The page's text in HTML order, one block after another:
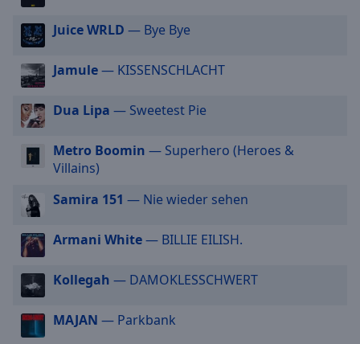
cancel
and
close
window.
Color
Opacity
Text
Background
Color
Opacity
Juice WRLD — Bye Bye
Jamule— KISSENSCHLACHT
Dua Lipa — Sweetest Pie
Metro Boomin — Superhero (Heroes &
Villains)
Samira 151 — Nie wieder sehen
Armani White— BILLIE EILISH.
Kollegah — DAMOKLESSCHWERT
MAJAN — Parkbank